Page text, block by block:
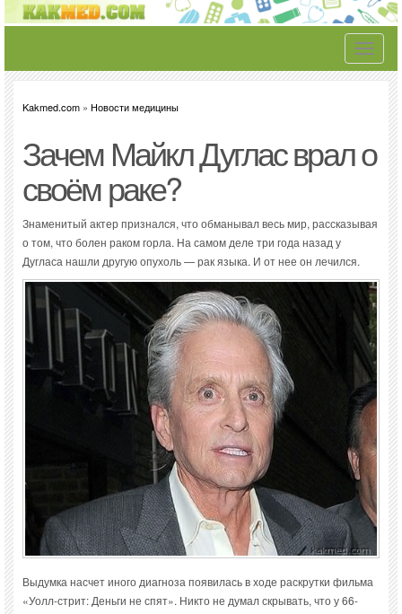
Toggle
Kakmed.com » Новости медицины
Зачем Майкл Дуглас врал о
своём раке?
Знаменитый актер признался, что обманывал весь мир, рассказывая
о том, что болен раком горла. На самом деле три года назад у
Дугласа нашли другую опухоль — рак языка. И от нее он лечился.
Выдумка насчет иного диагноза появилась в ходе раскрутки фильма
«Уолл-стрит: Деньги не спят». Никто не думал скрывать, что у 66-